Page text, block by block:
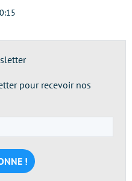
pour recevoir nos